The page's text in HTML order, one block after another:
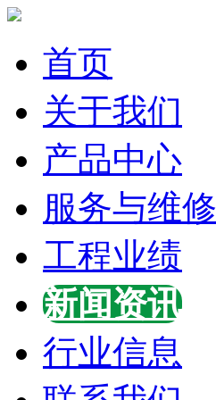
首页
关于我们
产品中心
服务与维修
工程业绩
新闻资讯
行业信息